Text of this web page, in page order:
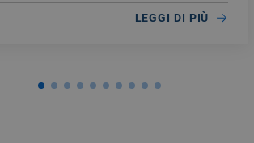
LEGGI DI PIÙ